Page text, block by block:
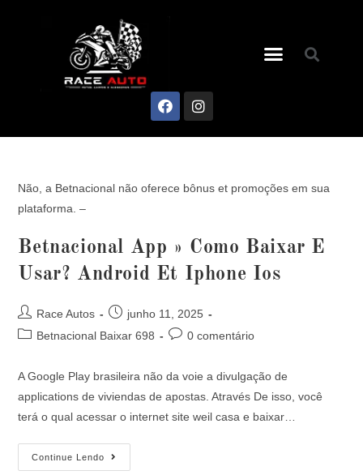
Não, a Betnacional não oferece bônus et promoções em sua
plataforma. –
Betnacional App » Como Baixar E
Usar? Android Et Iphone Ios
Race Autos
junho 11, 2025
Betnacional Baixar 698
0 comentário
A Google Play brasileira não da voie a divulgação de
applications de viviendas de apostas. Através De isso, você
terá o qual acessar o internet site weil casa e baixar…
Continue Lendo